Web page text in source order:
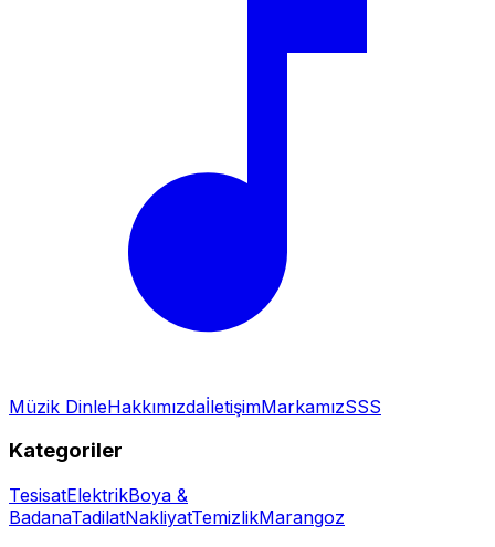
Müzik DinleHakkımızdaİletişimMarkamızSSS
Kategoriler
TesisatElektrikBoya &
BadanaTadilatNakliyatTemizlikMarangoz